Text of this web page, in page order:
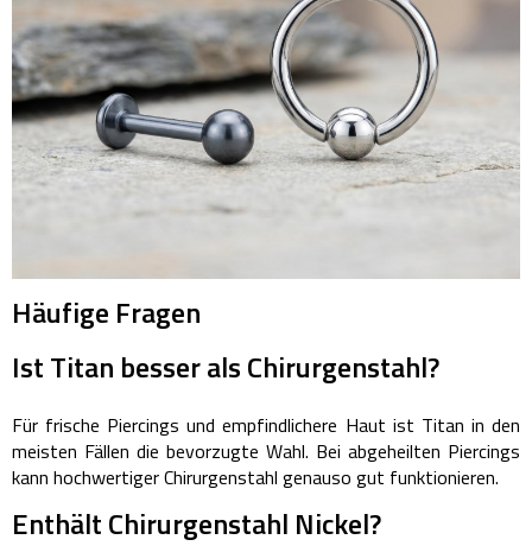
Häufige Fragen
Ist Titan besser als Chirurgenstahl?
Für frische Piercings und empfindlichere Haut ist Titan in den
meisten Fällen die bevorzugte Wahl. Bei abgeheilten Piercings
kann hochwertiger Chirurgenstahl genauso gut funktionieren.
Enthält Chirurgenstahl Nickel?